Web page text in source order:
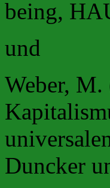
being,
und
Weber, M.
Duncker